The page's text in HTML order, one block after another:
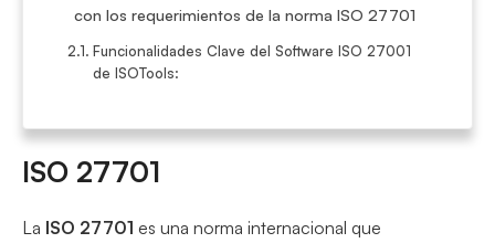
con los requerimientos de la norma ISO 27701
Funcionalidades Clave del Software ISO 27001
de ISOTools:
ISO 27701
La ISO 27701 es una norma internacional que